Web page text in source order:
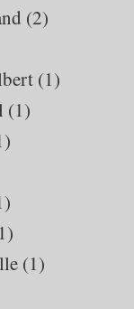
(2)
(1)
(1)
(1)